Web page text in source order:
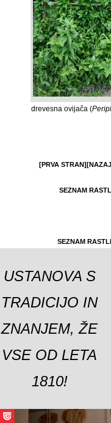
drevesna ovijača (
[PRVA STRAN]
SEZNAM
SEZNAM
USTANOVA S
TRADICIJO IN
ZNANJEM, ŽE
VSE OD LETA
1810!